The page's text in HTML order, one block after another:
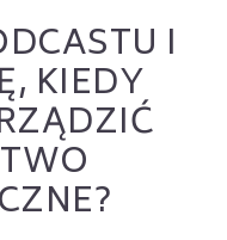
I
KIEDY